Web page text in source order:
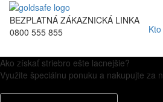
BEZPLATNÁ ZÁKAZNICKÁ LINKA
0800 555 855
Ako získať striebro ešte lacnejšie?
Využite špeciálnu ponuku a nakupujte za